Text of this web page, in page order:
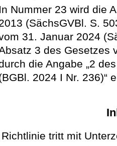
In Nummer 23 wird die
(SächsGVBl. S.
31. Januar 2024
3 des Gesetzes
die Angabe „2
2024 I Nr. 236)“
tritt mit